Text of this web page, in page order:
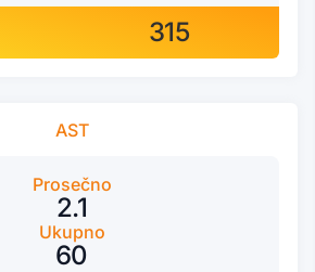
315
AST
Prosečno
2.1
Ukupno
60